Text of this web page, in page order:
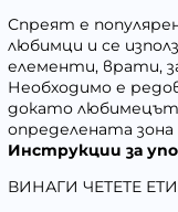
Спреят е
любимци и се
елементи, врати,
Необходимо е
докато любимецът
определената
Инструкции за
ВИНАГИ ЧЕТЕТЕ